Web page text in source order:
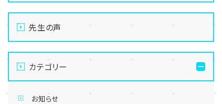
先生の声
カテゴリー
お知らせ